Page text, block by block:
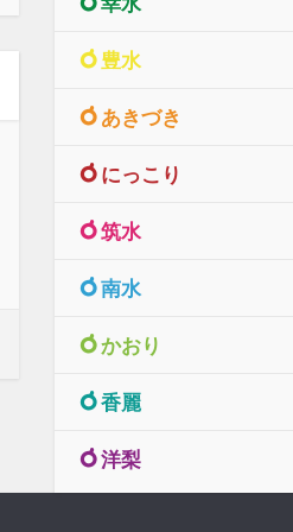
豊水
あきづき
にっこり
筑水
南水
かおり
香麗
洋梨